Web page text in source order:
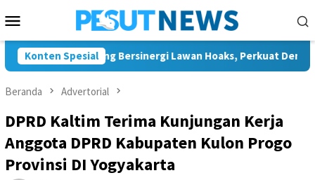
ke
Mobile
Konten Spesial
JMSI Bontang Bersinergi Lawan Hoaks, Perkuat Demokrasi
Beranda Advertorial
DPRD Kaltim Terima Kunjungan Kerja
Anggota DPRD Kabupaten Kulon Progo
Provinsi DI Yogyakarta